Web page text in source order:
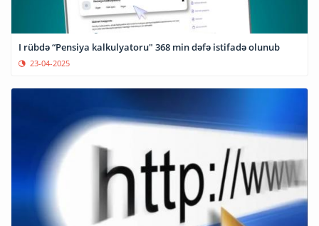
I rübdə “Pensiya kalkulyatoru" 368 min dəfə istifadə olunub
23-04-2025